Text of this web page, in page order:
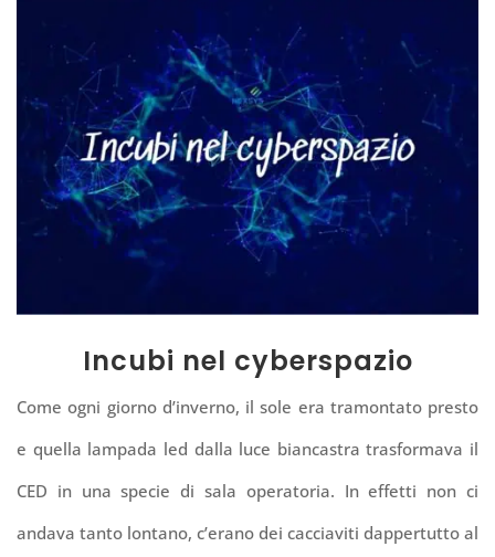
Incubi nel cyberspazio
Come ogni giorno d’inverno, il sole era tramontato presto
e quella lampada led dalla luce biancastra trasformava il
CED in una specie di sala operatoria. In effetti non ci
andava tanto lontano, c’erano dei cacciaviti dappertutto al